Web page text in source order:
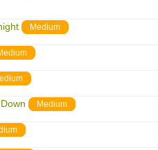
Medium
Medium